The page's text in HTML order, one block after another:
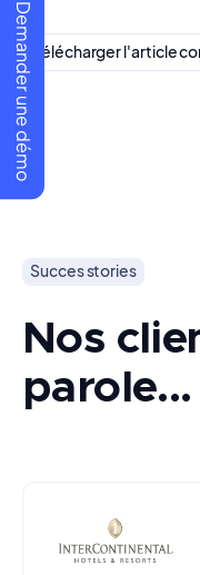
Demander une démo Télécharger l'article
Succes stories
Nos
parole...